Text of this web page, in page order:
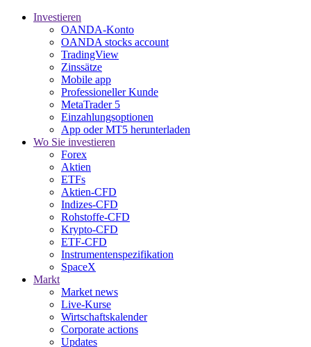
Investieren
OANDA-Konto
OANDA stocks account
TradingView
Zinssätze
Mobile app
Professioneller Kunde
MetaTrader 5
Einzahlungsoptionen
App oder MT5 herunterladen
Wo Sie investieren
Forex
Aktien
ETFs
Aktien-CFD
Indizes-CFD
Rohstoffe-CFD
Krypto-CFD
ETF-CFD
Instrumentenspezifikation
SpaceX
Markt
Market news
Live-Kurse
Wirtschaftskalender
Corporate actions
Updates